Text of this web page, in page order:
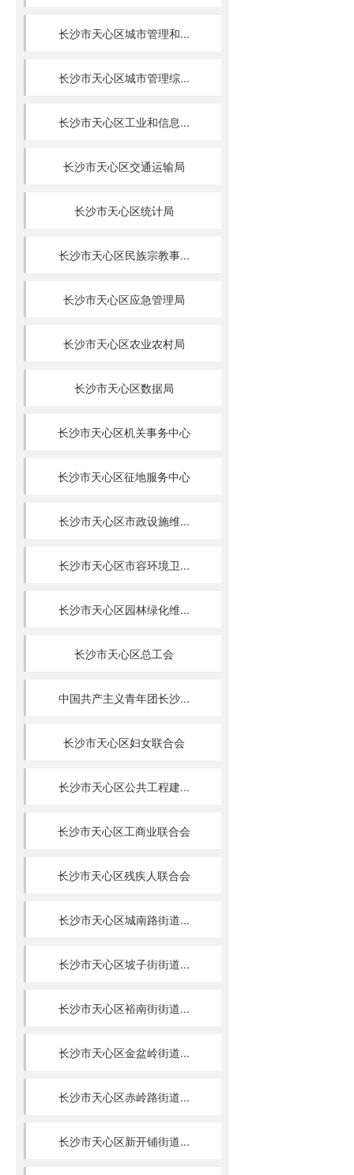
长沙市天心区城市管理和...
长沙市天心区城市管理综...
长沙市天心区工业和信息...
长沙市天心区交通运输局
长沙市天心区统计局
长沙市天心区民族宗教事...
长沙市天心区应急管理局
长沙市天心区农业农村局
长沙市天心区数据局
长沙市天心区机关事务中心
长沙市天心区征地服务中心
长沙市天心区市政设施维...
长沙市天心区市容环境卫...
长沙市天心区园林绿化维...
长沙市天心区总工会
中国共产主义青年团长沙...
长沙市天心区妇女联合会
长沙市天心区公共工程建...
长沙市天心区工商业联合会
长沙市天心区残疾人联合会
长沙市天心区城南路街道...
长沙市天心区坡子街街道...
长沙市天心区裕南街街道...
长沙市天心区金盆岭街道...
长沙市天心区赤岭路街道...
长沙市天心区新开铺街道...